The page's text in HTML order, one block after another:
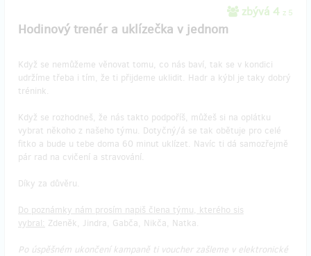
zbývá 4 z 5
Hodinový trenér a uklízečka v jednom
Když se nemůžeme věnovat tomu, co nás baví, tak se v kondici
udržíme třeba i tím, že ti přijdeme uklidit. Hadr a kýbl je taky dobrý
trénink.
Když se rozhodneš, že nás takto podpoříš, můžeš si na oplátku
vybrat někoho z našeho týmu. Dotyčný/á se tak obětuje pro celé
fitko a bude u tebe doma 60 minut uklízet. Navíc ti dá samozřejmě
pár rad na cvičení a stravování.
Díky za důvěru.
Do poznámky nám prosím napiš člena týmu, kterého sis
vybral: Zdeněk, Jindra, Gabča, Nikča, Natka.
Po úspěšném ukončení kampaně ti voucher zašleme v elektronické